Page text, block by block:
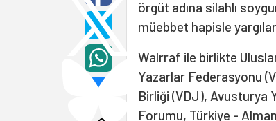
örgüt adına silahlı
müebbet hapisle
Walrraf ile birlikte
Yazarlar Federasyonu
Birliǧi (VDJ), Avusturya
Forumu, Türkiye -